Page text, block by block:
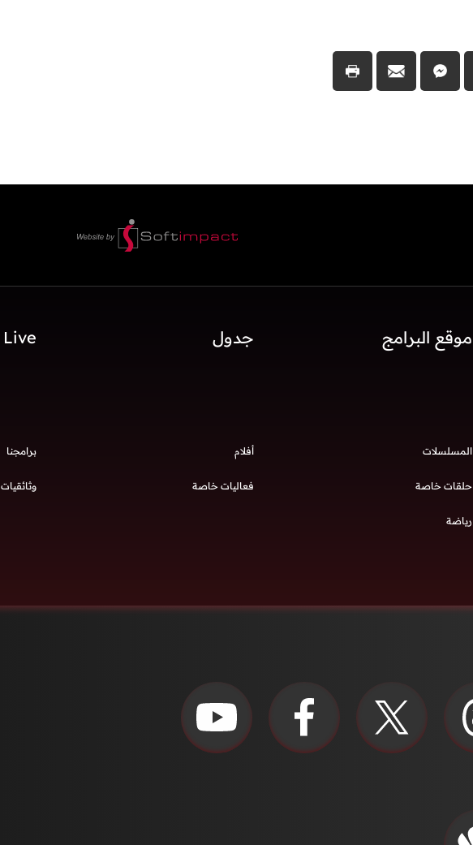
موقع البرامج جدول Live
المسلسلات أفلام برامجنا
حلقات خاصة فعاليات خاصة وثائقيات
رياضة